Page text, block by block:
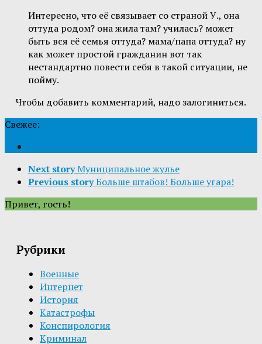
Интересно, что её связывает со страной У., она
оттуда родом? она жила там? училась? может
быть вся её семья оттуда? мама/папа оттуда? ну
как может простой гражданин вот так
нестандартно повести себя в такой ситуации, не
пойму.
Чтобы добавить комментарий, надо залогиниться.
Свежее:
Next storyМуниципальное жулье
Previous storyБольше штабов! Больше угара!
Привет, гость!
Рубрики
Военные
Интернет
История
Катастрофы
Конспирология
Криминал